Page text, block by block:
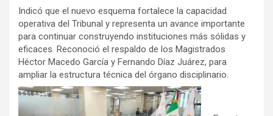
Indicó que el nuevo esquema fortalece la capacidad
operativa del Tribunal y representa un avance importante
para continuar construyendo instituciones más sólidas y
eficaces. Reconoció el respaldo de los Magistrados
Héctor Macedo García y Fernando Díaz Juárez, para
ampliar la estructura técnica del órgano disciplinario.